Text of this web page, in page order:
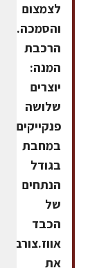
לצמצום
והסמכה.אופן
הרכבת
המנה:
יוצרים
שלושה
פנקייקים
במחבת
בגודל
הנתחים
של
הכבד
אווז.צורבים
את